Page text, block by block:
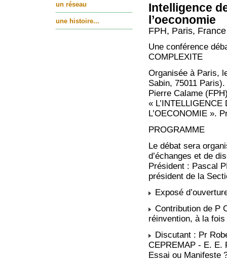
un réseau
une histoire...
Intelligence
l’oeconomie
FPH, Paris, France
Une conférence
COMPLEXITE
Organisée à Paris,
Sabin, 75011
Pierre Calame
«
L’OECONOMIE ».
PROGRAMME
Le débat sera
d’échanges et de
Président : Pascal
président de la
Exposé
Contribution de P
réinvention, à la
Discutant : Pr
CEPREMAP - E. E.
Essai ou Manifeste